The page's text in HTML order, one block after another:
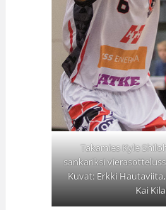
Takamies Kyle
sankariksi
Kuvat: Erkki
Kai